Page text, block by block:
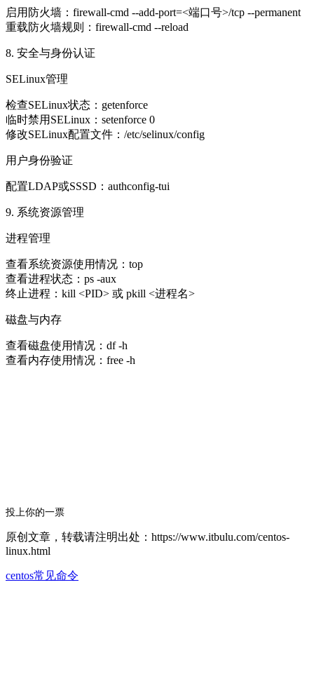
启用防火墙：firewall-cmd --add-port=<端口号>/tcp --permanent
重载防火墙规则：firewall-cmd --reload
8. 安全与身份认证
SELinux管理
检查SELinux状态：getenforce
临时禁用SELinux：setenforce 0
修改SELinux配置文件：/etc/selinux/config
用户身份验证
配置LDAP或SSSD：authconfig-tui
9. 系统资源管理
进程管理
查看系统资源使用情况：top
查看进程状态：ps -aux
终止进程：kill <PID> 或 pkill <进程名>
磁盘与内存
查看磁盘使用情况：df -h
查看内存使用情况：free -h
投上你的一票
原创文章，转载请注明出处：https://www.itbulu.com/centos-
linux.html
centos常见命令